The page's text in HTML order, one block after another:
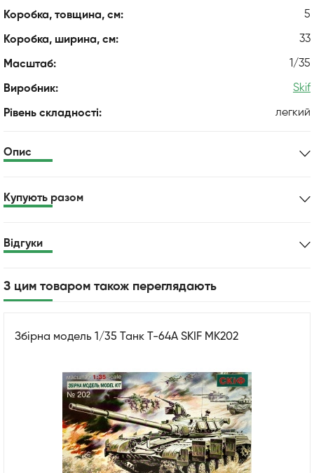
Коробка, товщина, см: 5
Коробка, ширина, см: 33
Масштаб: 1/35
Виробник: Skif
Рівень складності: легкий
Опис
Купують разом
Відгуки
З цим товаром також переглядають
Збірна модель 1/35 Танк Т-64А SKIF MK202